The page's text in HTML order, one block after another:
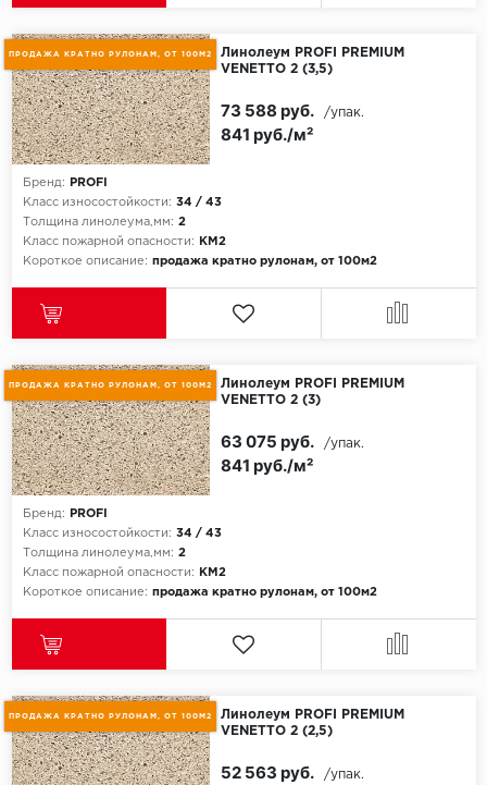
Floor Click
IVC Group
Juteks
KDF
ПРОДАЖА КРАТНО РУЛОНАМ, ОТ 100М2
Линолеум PROFI PREMIUM
VENETTO 2 (3,5)
Бренд:
PROFI
Класс износостойкости: 34 / 43
Толщина линолеума,мм: 2
Класс пожарной опасности:
КМ2
Короткое описание: продажа кратно рулонам, от 100м2
841 руб./м²
73 588 руб. /упак.
ПРОДАЖА КРАТНО РУЛОНАМ, ОТ 100М2
Линолеум PROFI PREMIUM
VENETTO 2 (3)
Бренд:
PROFI
Класс износостойкости: 34 / 43
Толщина линолеума,мм: 2
Класс пожарной опасности:
КМ2
Короткое описание: продажа кратно рулонам, от 100м2
841 руб./м²
63 075 руб. /упак.
ПРОДАЖА КРАТНО РУЛОНАМ, ОТ 100М2
Линолеум PROFI PREMIUM
VENETTO 2 (2,5)
52 563 руб. /упак.